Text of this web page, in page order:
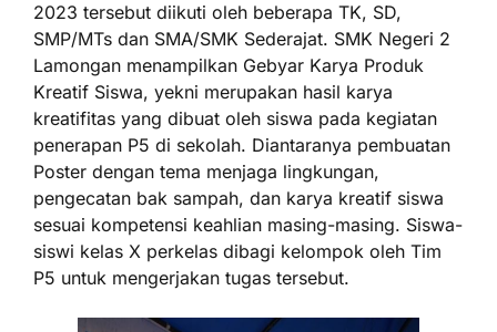
2023 tersebut diikuti oleh beberapa TK, SD,
SMP/MTs dan SMA/SMK Sederajat. SMK Negeri 2
Lamongan menampilkan Gebyar Karya Produk
Kreatif Siswa, yekni merupakan hasil karya
kreatifitas yang dibuat oleh siswa pada kegiatan
penerapan P5 di sekolah. Diantaranya pembuatan
Poster dengan tema menjaga lingkungan,
pengecatan bak sampah, dan karya kreatif siswa
sesuai kompetensi keahlian masing-masing. Siswa-
siswi kelas X perkelas dibagi kelompok oleh Tim
P5 untuk mengerjakan tugas tersebut.